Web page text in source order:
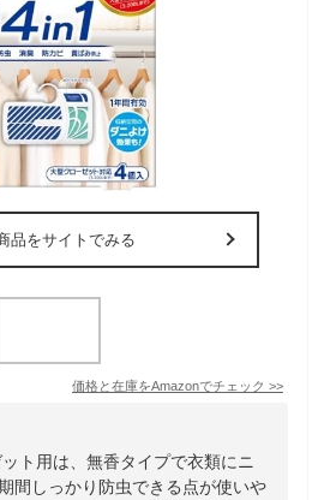
品をサイトでみる
価格と在庫をAmazonでチェック >>
ト用は、無香タイプで衣類にニ
間しっかり防虫できる点が使いや